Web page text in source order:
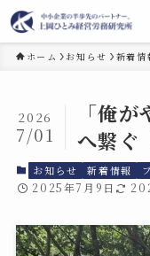
ホーム お知らせ 新着情
「俺
へ繋ぐ
2026
7/01
お知らせ 新着情報
2025年7月9日